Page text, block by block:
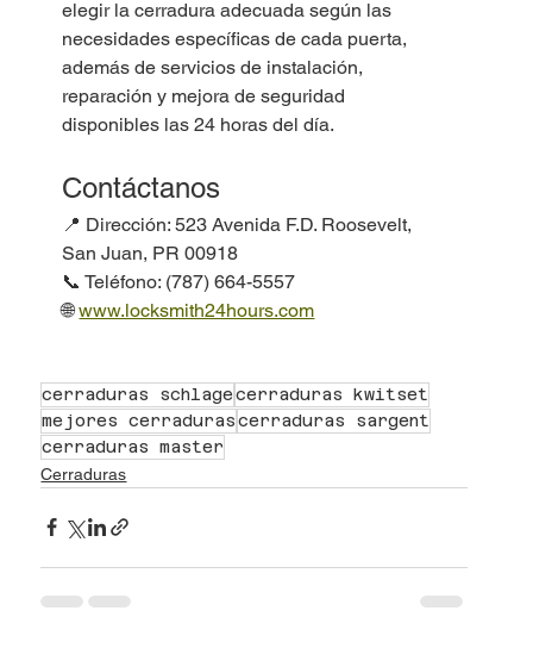
elegir la cerradura adecuada según las
necesidades específicas de cada puerta,
además de servicios de instalación,
reparación y mejora de seguridad
disponibles las 24 horas del día.
Contáctanos
📍 Dirección: 523 Avenida F.D. Roosevelt,
San Juan, PR 00918
📞 Teléfono: (787) 664-5557
🌐 www.locksmith24hours.com
cerraduras schlage cerraduras kwitset
mejores cerraduras cerraduras sargent
cerraduras master
Cerraduras